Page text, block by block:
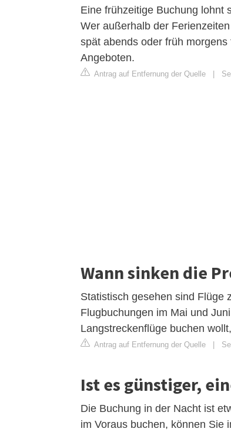
Eine frühzeitige Buchung lohnt
Wer außerhalb der
spät abends oder früh
Angeboten.
Antrag auf Entfernung der Quelle
Wann sinken die
Statistisch gesehen sind Flüge
Flugbuchungen im Mai und
Langstreckenflüge buchen
Antrag auf Entfernung der Quelle
Ist es günstiger,
Die Buchung in der Nacht ist
im Voraus buchen, können Sie